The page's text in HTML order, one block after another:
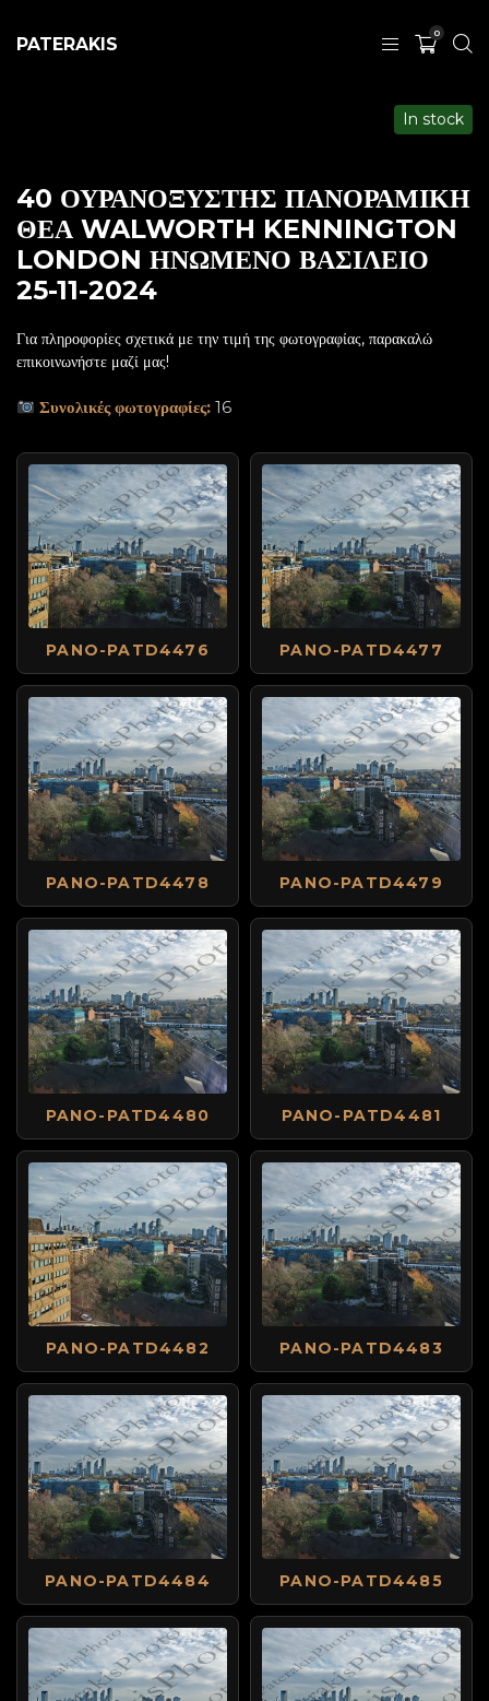
PATERAKIS
0
40 ΟΥΡΑΝΟΞΥΣΤΗΣ ΠΑΝΟΡΑΜΙΚΗ
ΘΕΑ WALWORTH KENNINGTON
LONDON ΗΝΩΜΕΝΟ ΒΑΣΙΛΕΙΟ
25-11-2024
In stock
Για πληροφορίες σχετικά με την τιμή της φωτογραφίας, παρακαλώ
επικοινωνήστε μαζί μας!
Συνολικές φωτογραφίες: 16
PANO-PATD4476 PANO-PATD4477
PANO-PATD4478 PANO-PATD4479
PANO-PATD4480 PANO-PATD4481
PANO-PATD4482 PANO-PATD4483
PANO-PATD4484 PANO-PATD4485